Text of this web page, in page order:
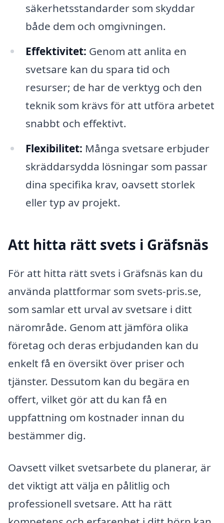
säkerhetsstandarder som skyddar
både dem och omgivningen.
Effektivitet: Genom att anlita en
svetsare kan du spara tid och
resurser; de har de verktyg och den
teknik som krävs för att utföra arbetet
snabbt och effektivt.
Flexibilitet: Många svetsare erbjuder
skräddarsydda lösningar som passar
dina specifika krav, oavsett storlek
eller typ av projekt.
Att hitta rätt svets i Gräfsnäs
För att hitta rätt svets i Gräfsnäs kan du
använda plattformar som svets-pris.se,
som samlar ett urval av svetsare i ditt
närområde. Genom att jämföra olika
företag och deras erbjudanden kan du
enkelt få en översikt över priser och
tjänster. Dessutom kan du begära en
offert, vilket gör att du kan få en
uppfattning om kostnader innan du
bestämmer dig.
Oavsett vilket svetsarbete du planerar, är
det viktigt att välja en pålitlig och
professionell svetsare. Att ha rätt